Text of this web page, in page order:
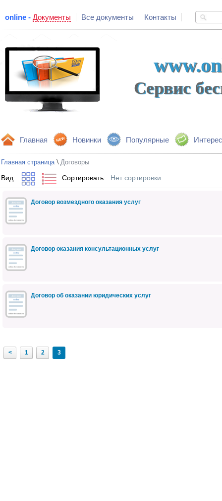
online - Документы Все документы Контакты
Сервис
Главная Новинки Популярные
Главная страница \ Договоры
Вид: Сортировать: Нет сортировки
Договор возмездного оказания услуг
Договор оказания консультационных услуг
Договор об оказании юридических услуг
< 1 2 3